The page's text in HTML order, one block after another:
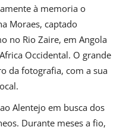
à memoria o
Moraes, captado
no Rio Zaire, em Angola
Occidental. O grande
da fotografia, com a sua
Alentejo em busca dos
Durante meses a fio,